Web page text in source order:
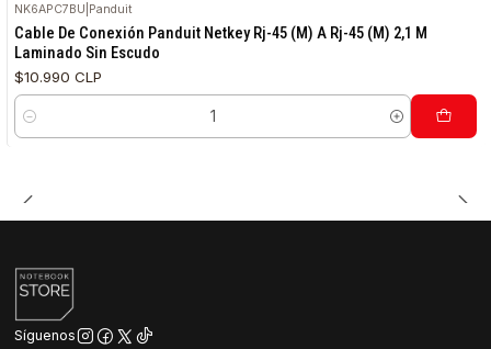
NK6APC7BU Panduit
Cable De Conexión Panduit Netkey Rj-45 (M) A Rj-45 (M) 2,1 M
Laminado Sin Escudo
$10.990 CLP
Cantidad
Síguenos